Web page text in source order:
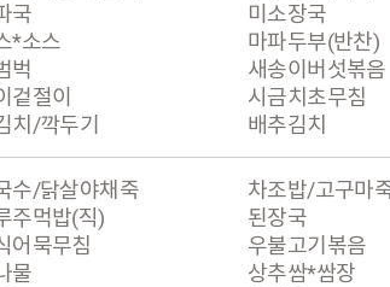
국
*소스
벅
겉절이
치/깍두기
미소장국
마파두부(반찬)
새송이버섯볶음
시금치초무침
배추김치
수/닭살야채죽
주먹밥(직)
어묵무침
물
차조밥/고구마
된장국
우불고기볶음
상추쌈*쌈장